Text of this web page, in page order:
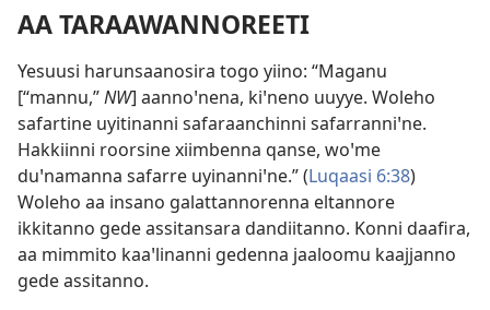
AA TARAAWANNOREETI
Yesuusi harunsaanosira togo yiino: “Maganu
[“mannu,”NW] aannoꞌnena, kiꞌneno uuyye. Woleho
safartine uyitinanni safaraanchinni safarranniꞌne.
Hakkiinni roorsine xiimbenna qanse, woꞌme
duꞌnamanna safarre uyinanniꞌne.” (Luqaasi 6:38)
Woleho aa insano galattannorenna eltannore
ikkitanno gede assitansara dandiitanno. Konni daafira,
aa mimmito kaaꞌlinanni gedenna jaaloomu kaajjanno
gede assitanno.